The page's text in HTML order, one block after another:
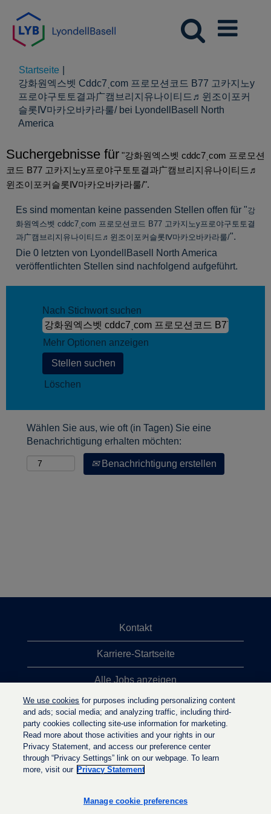
Startseite
강화원엑스벳 Cddc7ͺcom 프로모션코드 B77 고카지노у
프로야구토토결과ㄬ캠브리지유나이티드♬윈조이포커
슬롯Ⅳ마카오바카라룰/ bei LyondellBasell North
America
Suchergebnisse für "강화원엑스벳 cddc7ͺcom 프로모션
코드 B77 고카지노у프로야구토토결과ㄬ캠브리지유나이티드♬
윈조이포커슬롯Ⅳ마카오바카라룰/".
Es sind momentan keine passenden Stellen offen für "강
화원엑스벳 cddc7ͺcom 프로모션코드 B77 고카지노у프로야구토토결
과ㄬ캠브리지유나이티드♬윈조이포커슬롯Ⅳ마카오바카라룰/".
Die 0 letzten von LyondellBasell North America
veröffentlichten Stellen sind nachfolgend aufgeführt.
Nach Stichwort suchen
Mehr Optionen anzeigen
Löschen
Wählen Sie aus, wie oft (in Tagen) Sie eine
Benachrichtigung erhalten möchten:
Benachrichtigung erstellen
Kontakt
Karriere-Startseite
Alle Jobs anzeigen
Top-Jobsuchen
Datenschutzrichtlinie
r
r
We use cookies for purposes including personalizing content
and ads; social media; and analyzing traffic, including third-
party cookies collecting site-use information for marketing.
Read more about those activities and your rights in our
Privacy Statement, and access our preference center
through “Privacy Settings” link on our webpage. To learn
more, visit our Privacy Statement
Manage cookie preferences